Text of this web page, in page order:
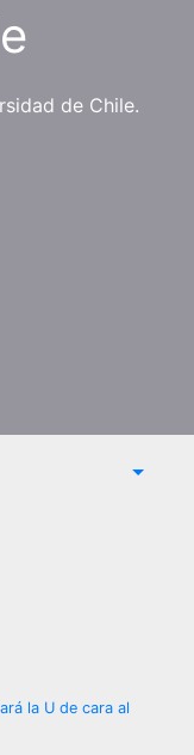
de Chile.
la U de cara al